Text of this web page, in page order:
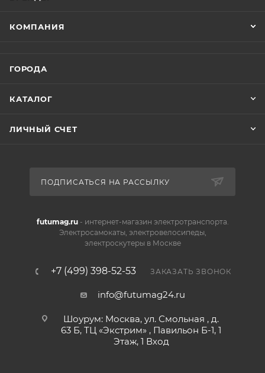
КОМПАНИЯ
ГОРОДА
КАТАЛОГ
ЛИЧНЫЙ СЧЕТ
ПОДПИСАТЬСЯ НА РАССЫЛКУ
futumag.ru- интернет-магазин электротранспорта.
Электросамокаты, электровелосипеды,
электроскутеры в Москве
+7 (499) 398-52-53 ЗАКАЗАТЬ ЗВОНОК
info@futumag24.ru
Шоурум: Москва, ул. Смольная , д.
63 Б, ТЦ «Экстрим» , Павильон Б-1, 1
Этаж, 1 Вход